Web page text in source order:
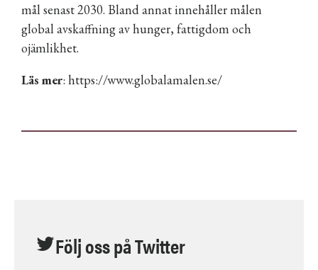
mål senast 2030. Bland annat innehåller målen
global avskaffning av hunger, fattigdom och
ojämlikhet.
Läs mer: https://www.globalamalen.se/
Följ oss på Twitter